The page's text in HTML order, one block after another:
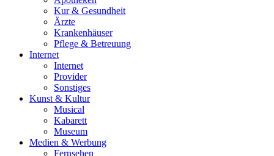
Kur & Gesundheit
Ärzte
Krankenhäuser
Pflege & Betreuung
Internet
Internet
Provider
Sonstiges
Kunst & Kultur
Musical
Kabarett
Museum
Medien & Werbung
Fernsehen